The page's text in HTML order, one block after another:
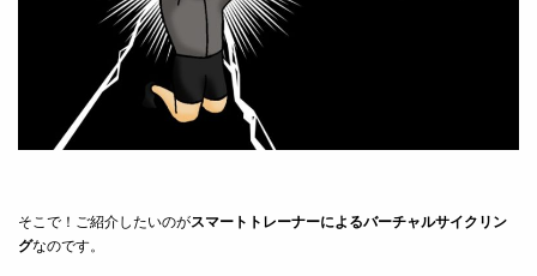
そこで！ご紹介したいのがスマートトレーナーによるバーチャルサイクリン
グなのです。